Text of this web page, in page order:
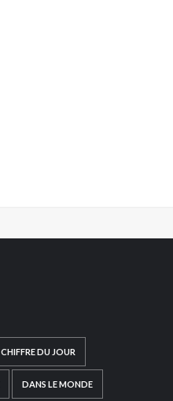
CHIFFRE DU JOUR
DANS LE MONDE